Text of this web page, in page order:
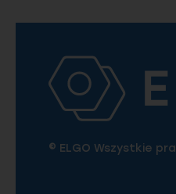
© ELGO Wszystkie